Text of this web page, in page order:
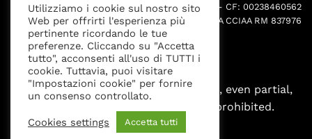
000195 - Roma P.IVA: 05095691001 - CF: 00238460562
Iscr. Reg. Imprese RM00238460562 REA CCIAA RM 837976
All rights reserved. Any reproduction, even partial,
without written authorization is prohibited.
Utilizziamo i cookie sul nostro sito
Web per offrirti l'esperienza più
pertinente ricordando le tue
preferenze. Cliccando su "Accetta
tutto", acconsenti all'uso di TUTTI i
cookie. Tuttavia, puoi visitare
"Impostazioni cookie" per fornire
un consenso controllato.
Cookies settings Accetta tutti